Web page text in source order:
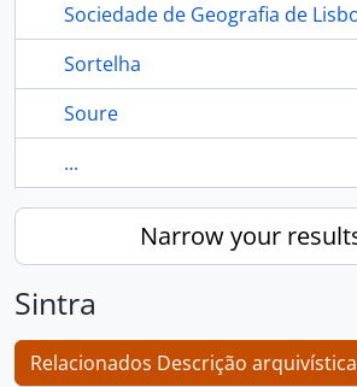
Sociedade de Geografia de
Sortelha
Soure
...
Narrow your
Sintra
Relacionados Descrição